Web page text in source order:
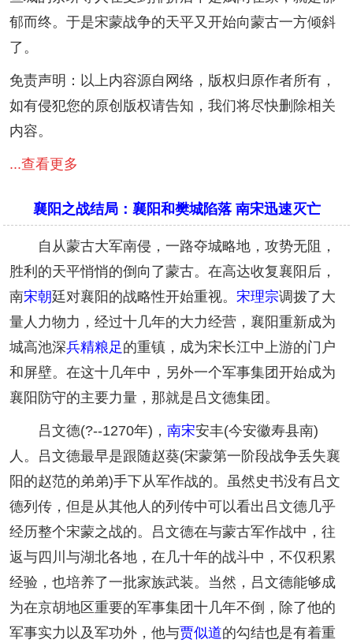
郁而终。于是宋蒙战争的天平又开始向蒙古一方倾斜
了。
免责声明：以上内容源自网络，版权归原作者所有，
如有侵犯您的原创版权请告知，我们将尽快删除相关
内容。
...查看更多
襄阳之战结局：襄阳和樊城陷落 南宋迅速灭亡
自从蒙古大军南侵，一路夺城略地，攻势无阻，
胜利的天平悄悄的倒向了蒙古。在高达收复襄阳后，
南宋朝廷对襄阳的战略性开始重视。 宋理宗调拨了大
量人力物力，经过十几年的大力经营，襄阳重新成为
城高池深兵精粮足 的重镇，成为宋长江中上游的门户
和屏壁。在这十几年中，另外一个军事集团开始成为
襄阳防守的主要力量，那就是吕文德集团。
吕文德(?--1270年)， 南宋安丰(今安徽寿县南)
人。吕文德最早是跟随赵葵(宋蒙第一阶段战争丢失襄
阳的赵范的弟弟)手下从军作战的。虽然史书没有吕文
德列传，但是从其他人的列传中可以看出吕文德几乎
经历整个宋蒙之战的。吕文德在与蒙古军作战中，往
返与四川与湖北各地，在几十年的战斗中，不仅积累
经验，也培养了一批家族武装。当然，吕文德能够成
为在京胡地区重要的军事集团十几年不倒，除了他的
军事实力以及军功外，他与贾似道的勾结也是有着重